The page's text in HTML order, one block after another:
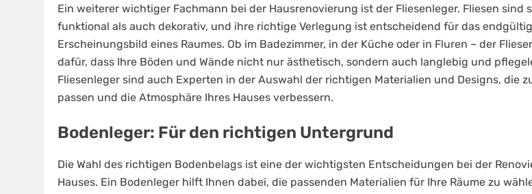
Ein weiterer wichtiger Fachmann bei der Hausrenovierung ist der Fliesenleger. Fliesen sind
funktional als auch dekorativ, und ihre richtige Verlegung ist entscheidend für das
Erscheinungsbild eines Raumes. Ob im Badezimmer, in der Küche oder in Fluren – der
dafür, dass Ihre Böden und Wände nicht nur ästhetisch, sondern auch langlebig und
Fliesenleger sind auch Experten in der Auswahl der richtigen Materialien und Designs, die
passen und die Atmosphäre Ihres Hauses verbessern.
Bodenleger: Für den richtigen Untergrund
Die Wahl des richtigen Bodenbelags ist eine der wichtigsten Entscheidungen bei der
Hauses. Ein Bodenleger hilft Ihnen dabei, die passenden Materialien für Ihre Räume zu